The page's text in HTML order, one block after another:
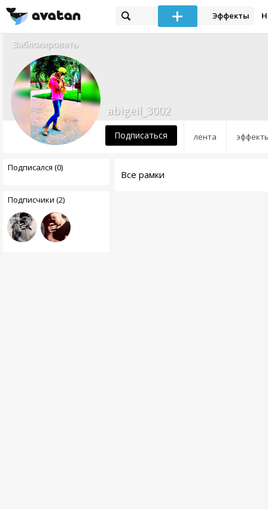
Эффекты
Заблокировать
лента
abigeil_3002
Подписаться
Подписался (0)
Подписчики (2)
Все рамки